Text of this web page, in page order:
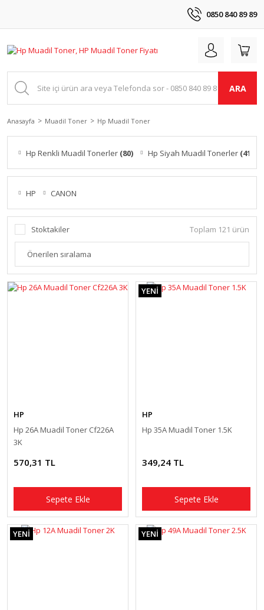
0850 840 89 89
ARA
Anasayfa Muadil Toner Hp Muadil Toner
Hp Renkli Muadil Tonerler (80) Hp Siyah Muadil Tonerler (41)
HP CANON
Stoktakiler Toplam 121 ürün
HP
Hp 26A Muadil Toner Cf226A
3K
570,31 TL
Sepete Ekle
YENİ
HP
Hp 35A Muadil Toner 1.5K
349,24 TL
Sepete Ekle
YENİ YENİ